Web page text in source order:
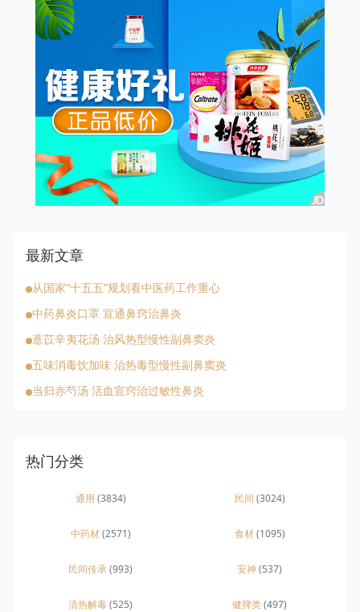
最新文章
从国家“十五五”规划看中医药工作重心
中药鼻炎口罩 宣通鼻窍治鼻炎
薏苡辛夷花汤 治风热型慢性副鼻窦炎
五味消毒饮加味 治热毒型慢性副鼻窦炎
当归赤芍汤 活血宣窍治过敏性鼻炎
热门分类
通用 (3834) 民间 (3024)
中药材(2571) 食材(1095)
民间传承(993) 安神(537)
清热解毒(525) 健脾类(497)